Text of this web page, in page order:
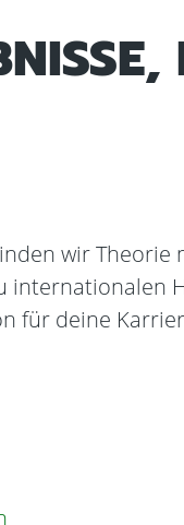
wir
für deine